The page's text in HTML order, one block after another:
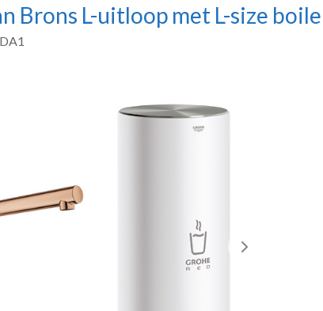
Brons L-uitloop met L-size